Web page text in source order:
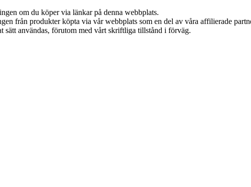
om du köper via länkar på denna webbplats.
från produkter köpta via vår webbplats som en del av våra affilierade
sätt användas, förutom med vårt skriftliga tillstånd i förväg.